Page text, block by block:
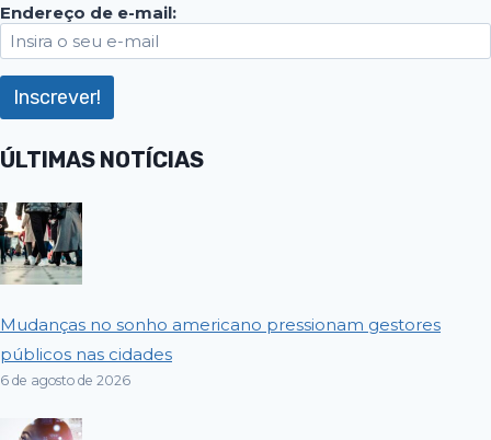
Endereço de e-mail:
ÚLTIMAS NOTÍCIAS
Mudanças no sonho americano pressionam gestores
públicos nas cidades
6 de agosto de 2026